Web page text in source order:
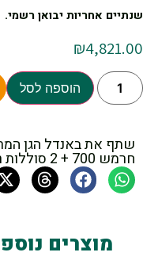
שנתיים אחריות יבואן רשמי.
₪4,821.00
הוספה לסל
חרמש 700 + 2 סוללות 4Ah + מטען סטיגה
מוצרים